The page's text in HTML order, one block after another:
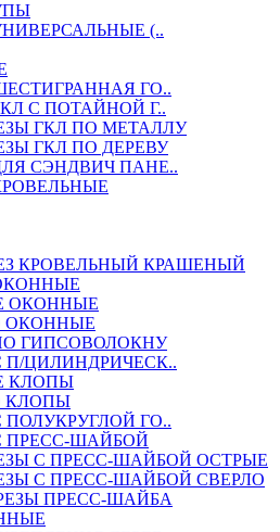
(..
ГО..
С ПОТАЙНОЙ Г..
ГКЛ ПО МЕТАЛЛУ
ГКЛ ПО ДЕРЕВУ
СЭНДВИЧ ПАНЕ..
КРОВЕЛЬНЫЙ КРАШЕНЫЙ
ОКОННЫЕ
ОКОННЫЕ
ГИПСОВОЛОКНУ
П/ЦИЛИНДРИЧЕСК..
КЛОПЫ
КЛОПЫ
ГО..
ПРЕСС-ШАЙБОЙ
С ПРЕСС-ШАЙБОЙ ОСТРЫЕ
С ПРЕСС-ШАЙБОЙ СВЕРЛО
ПРЕСС-ШАЙБА